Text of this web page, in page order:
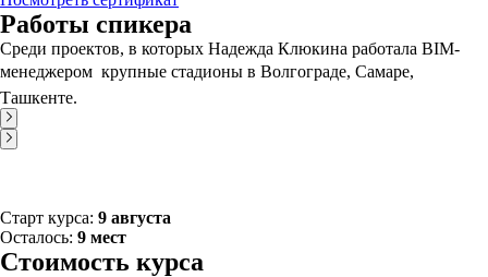
Работы спикера
Среди проектов, в которых Надежда Клюкина работала BIM-
менеджером  крупные стадионы в Волгограде, Самаре,
Ташкенте.
Старт курса: 9 августа
Осталось: 9 мест
Стоимость курса